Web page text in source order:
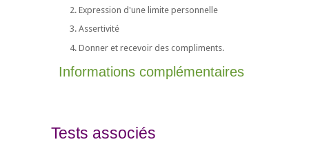
Expression d'une limite personnelle
Assertivité
Donner et recevoir des compliments.
Informations complémentaires
Tests associés